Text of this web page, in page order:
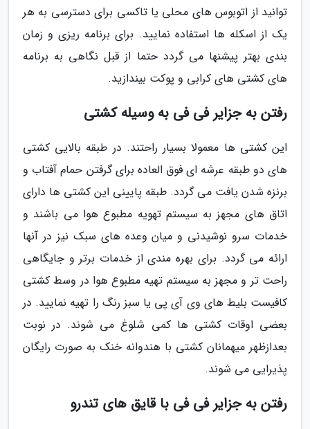
توانید از اتوبوس های محلی یا تاکسی برای دسترسی به هر
یک از اسکله ها استفاده نمایید. برای برنامه ریزی و زمان
بندی بهتر پیشنها می گردد حتما از قبل نگاهی به برنامه
های کشتی های کرابی و پوکت بیندازید.
رفتن به جزایر فی فی به وسیله کشتی
این کشتی ها معمولا بسیار راحتند. در طبقه بالایی کشتی
های دو طبقه عرشه ای فوق العاده برای گرفتن حمام آفتاب و
برنزه شدن یافت می گردد. طبقه پایینی این کشتی ها دارای
اتاق های مجهز به سیستم تهویه مطبوع هوا می باشند و
خدمات سرو نوشیدنی و میان وعده های سبک نیز در آنها
ارائه می گردد. برای بهره مندی از خدمات برتر و جایگاهی
راحت تر و مجهز به سیستم تهیه مطبوع هوا در وسط کشتی
کافیست بلیط های وی آی پی یا سبز رنگ را تهیه نمایید. در
بعضی اوقات کشتی ها کمی شلوغ می شوند. در نوبت
بعدازظهر میهمانان کشتی با هندوانه خنک به صورت رایگان
پذیرایی می شوند.
رفتن به جزایر فی فی با قایق های تندرو